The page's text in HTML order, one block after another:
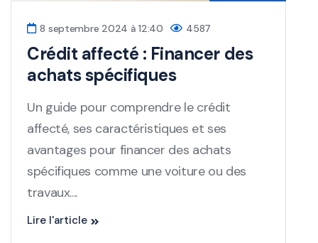
8 septembre 2024 à 12:40 4587
Crédit affecté : Financer des
achats spécifiques
Un guide pour comprendre le crédit
affecté, ses caractéristiques et ses
avantages pour financer des achats
spécifiques comme une voiture ou des
travaux....
Lire l'article